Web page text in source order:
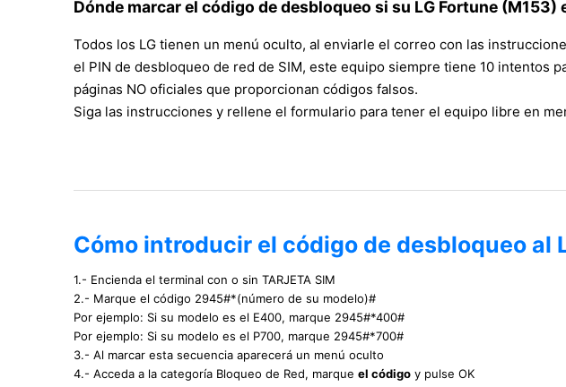
Dónde marcar el código de desbloqueo si su LG Fortune
Todos los LG tienen un menú oculto, al enviarle el correo con las
el PIN de desbloqueo de red de SIM, este equipo siempre tiene 10 intentos
páginas NO oficiales que proporcionan códigos falsos.
Siga las instrucciones y rellene el formulario para tener el equipo libre en
Cómo introducir el código de desbloqueo al
1.- Encienda el terminal con o sin TARJETA SIM
2.- Marque el código 2945#*(número de su modelo)#
Por ejemplo: Si su modelo es el E400, marque 2945#*400#
Por ejemplo: Si su modelo es el P700, marque 2945#*700#
3.- Al marcar esta secuencia aparecerá un menú oculto
4.- Acceda a la categoría Bloqueo de Red, marque el código y pulse OK